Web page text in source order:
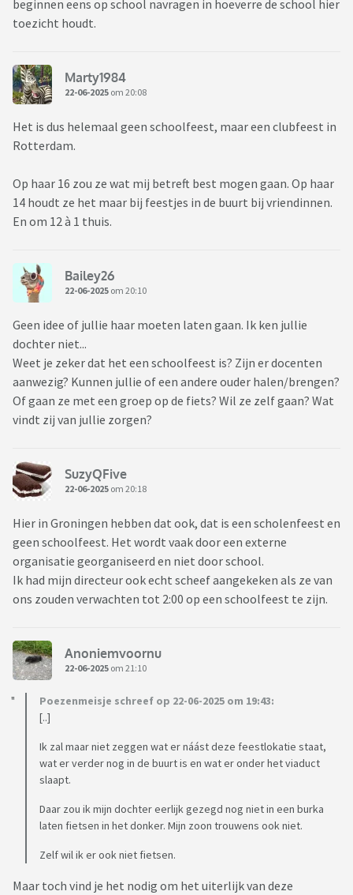
beginnen eens op school navragen in hoeverre de school hier
toezicht houdt.
Marty1984
22-06-2025 om 20:08
Het is dus helemaal geen schoolfeest, maar een clubfeest in
Rotterdam.
Op haar 16 zou ze wat mij betreft best mogen gaan. Op haar
14 houdt ze het maar bij feestjes in de buurt bij vriendinnen.
En om 12 à 1 thuis.
Bailey26
22-06-2025 om 20:10
Geen idee of jullie haar moeten laten gaan. Ik ken jullie
dochter niet...
Weet je zeker dat het een schoolfeest is? Zijn er docenten
aanwezig? Kunnen jullie of een andere ouder halen/brengen?
Of gaan ze met een groep op de fiets? Wil ze zelf gaan? Wat
vindt zij van jullie zorgen?
SuzyQFive
22-06-2025 om 20:18
Hier in Groningen hebben dat ook, dat is een scholenfeest en
geen schoolfeest. Het wordt vaak door een externe
organisatie georganiseerd en niet door school.
Ik had mijn directeur ook echt scheef aangekeken als ze van
ons zouden verwachten tot 2:00 op een schoolfeest te zijn.
Anoniemvoornu
22-06-2025 om 21:10
Poezenmeisje schreef op 22-06-2025 om 19:43:
[..]
Ik zal maar niet zeggen wat er náást deze feestlokatie staat,
wat er verder nog in de buurt is en wat er onder het viaduct
slaapt.
Daar zou ik mijn dochter eerlijk gezegd nog niet in een burka
laten fietsen in het donker. Mijn zoon trouwens ook niet.
Zelf wil ik er ook niet fietsen.
Maar toch vind je het nodig om het uiterlijk van deze